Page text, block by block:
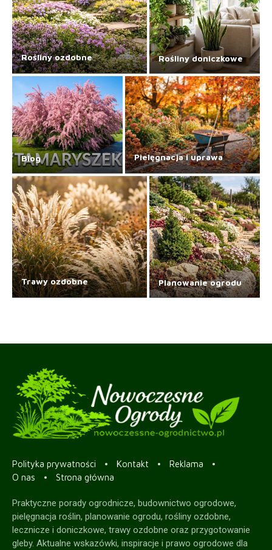
Rośliny ozdobne Rośliny doniczkowe
Blog Pielęgnacja i uprawa
Trawy ozdobne Planowanie ogrodu
Polityka prywatności Kontakt
Reklama
O nas
Strona główna
Praktyczne porady ogrodnicze, budownictwo ogrodowe,
pielęgnacja roślin, planowanie ogrodu, rośliny ozdobne,
lecznicze i doniczkowe, trawy ozdobne oraz przygotowanie
gleby. Aktualne wskazówki, inspiracje i prawo ogrodowe dla